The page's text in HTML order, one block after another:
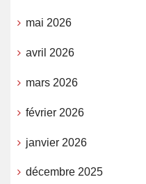
mai 2026
avril 2026
mars 2026
février 2026
janvier 2026
décembre 2025